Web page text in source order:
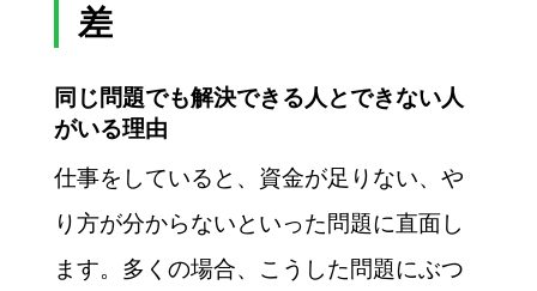
差
同じ問題でも解決できる人とできない人
がいる理由
仕事をしていると、資金が足りない、や
り方が分からないといった問題に直面し
ます。多くの場合、こうした問題にぶつ